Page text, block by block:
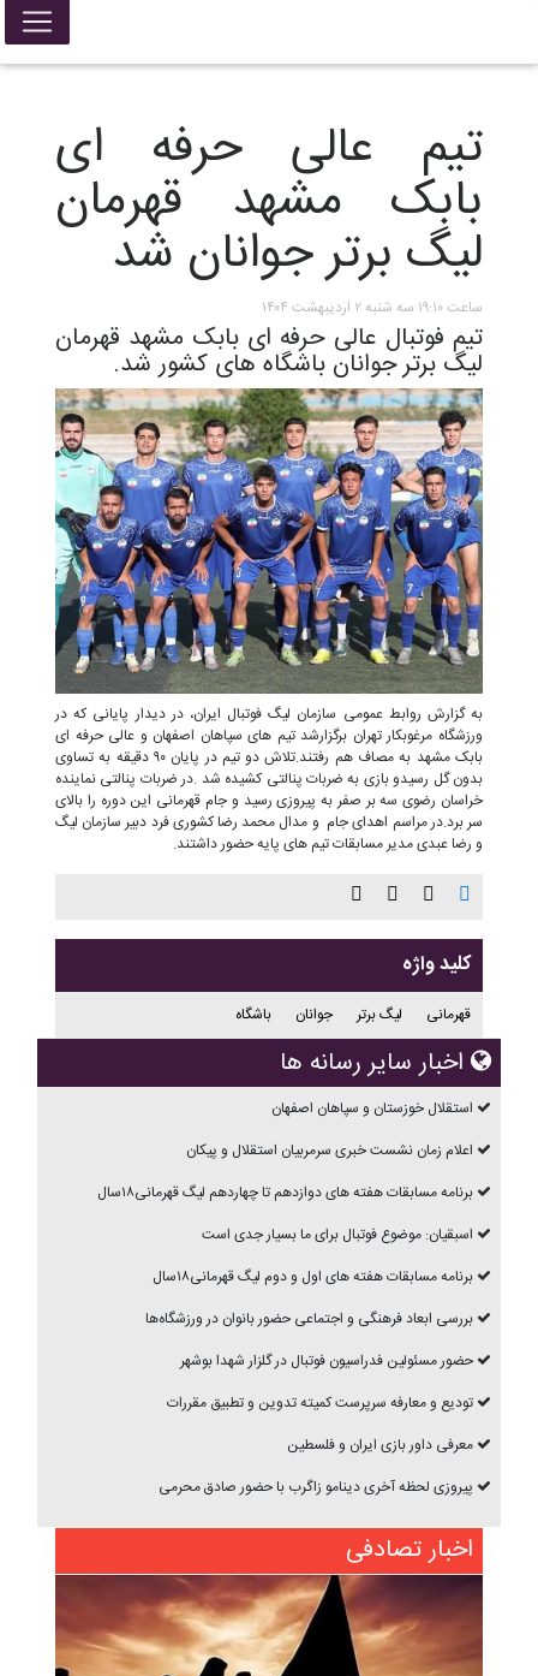
تیم عالی حرفه ای
بابک مشهد قهرمان
لیگ برتر جوانان شد
ساعت ۱۹:۱۰ سه شنبه ۲ اردیبهشت ۱۴۰۴
تیم فوتبال عالی حرفه ای بابک مشهد قهرمان
لیگ برتر جوانان باشگاه های کشور شد.
به گزارش روابط عمومی سازمان لیگ فوتبال ایران، در دیدار پایانی که در
ورزشگاه مرغوبکار تهران برگزارشد تیم های سپاهان اصفهان و عالی حرفه ای
بابک مشهد به مصاف هم رفتند.تلاش دو تیم در پایان ۹۰ دقیقه به تساوی
بدون گل رسیدو بازی به ضربات پنالتی کشیده شد .در ضربات پنالتی نماینده
خراسان رضوی سه بر صفر به پیروزی رسید و جام قهرمانی این دوره را بالای
سر برد.در مراسم اهدای جام و مدال محمد رضا کشوری فرد دبیر سازمان لیگ
و رضا عبدی مدیر مسابقات تیم های پایه حضور داشتند.
کلید واژه
قهرمانی لیگ برتر جوانان باشگاه
اخبار سایر رسانه ها
استقلال خوزستان و سپاهان اصفهان
اعلام زمان نشست خبری سرمربیان استقلال و پیکان
برنامه مسابقات هفته های دوازدهم تا چهاردهم ليگ قهرمانی۱۸سال
اسبقیان: موضوع فوتبال برای ما بسیار جدی است
برنامه مسابقات هفته های اول و دوم ليگ قهرمانی۱۸سال
بررسی ابعاد فرهنگی و اجتماعی حضور بانوان در ورزشگاه‌ها
حضور مسئولین فدراسیون فوتبال در گلزار شهدا بوشهر
تودیع و معارفه سرپرست کمیته تدوین و تطبیق مقررات
معرفی داور بازی ایران و فلسطین
پیروزی لحظه آخری دینامو زاگرب با حضور صادق محرمی
اخبار تصادفی